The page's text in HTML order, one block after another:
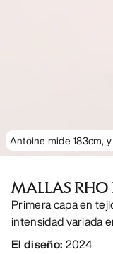
Antoine mide 183cm,
MALLAS RHO
Primera capa en
intensidad variada
El diseño: 2024